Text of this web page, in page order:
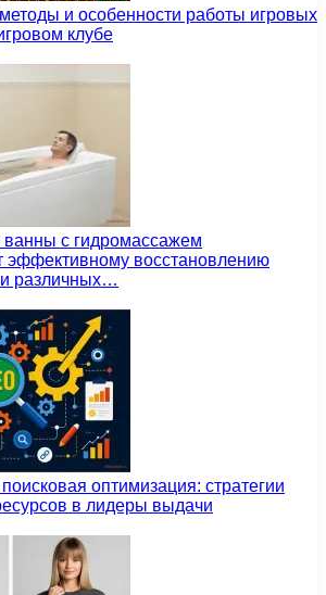
и особенности работы игровых
клубе
ванны с гидромассажем
эффективному восстановлению
различных…
оптимизация: стратегии
в лидеры выдачи